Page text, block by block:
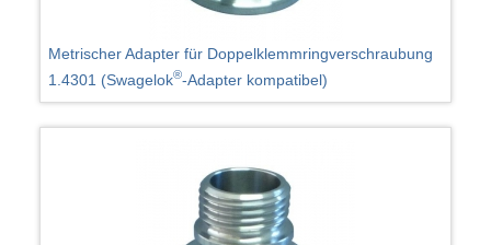
Metrischer Adapter für Doppelklemmringverschraubung
1.4301 (Swagelok®-Adapter kompatibel)